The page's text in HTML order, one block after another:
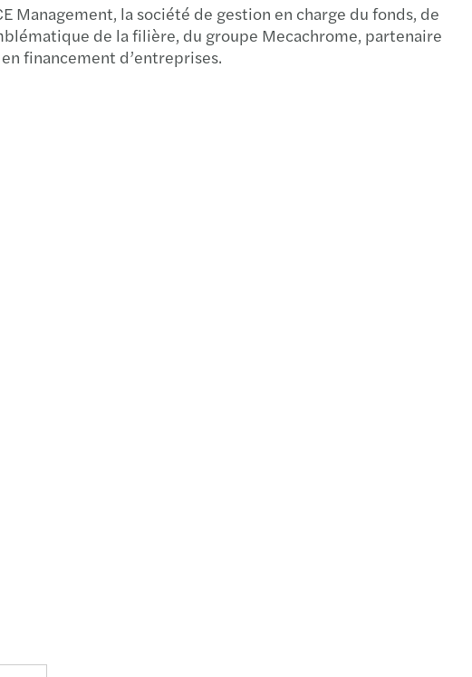
Management, la société de gestion en charge du fonds, de
de la filière, du groupe Mecachrome, partenaire
financement d’entreprises.